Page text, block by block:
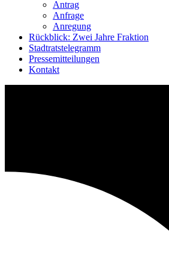
Antrag
Anfrage
Anregung
Rückblick: Zwei Jahre Fraktion
Stadtratstelegramm
Pressemitteilungen
Kontakt